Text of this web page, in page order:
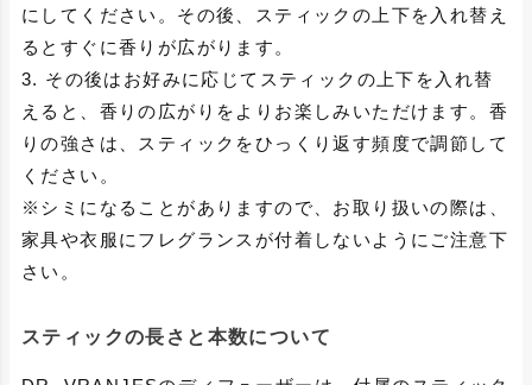
にしてください。その後、スティックの上下を入れ替え
るとすぐに香りが広がります。
3. その後はお好みに応じてスティックの上下を入れ替
えると、香りの広がりをよりお楽しみいただけます。香
りの強さは、スティックをひっくり返す頻度で調節して
ください。
※シミになることがありますので、お取り扱いの際は、
家具や衣服にフレグランスが付着しないようにご注意下
さい。
スティックの長さと本数について